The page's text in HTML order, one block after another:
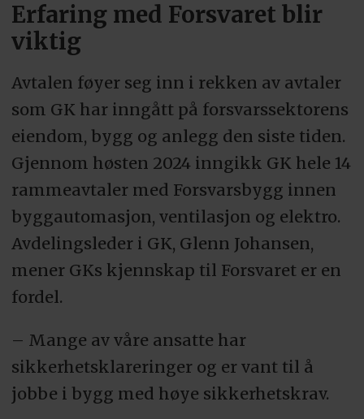
Erfaring med Forsvaret blir
viktig
Avtalen føyer seg inn i rekken av avtaler
som GK har inngått på forsvarssektorens
eiendom, bygg og anlegg den siste tiden.
Gjennom høsten 2024 inngikk GK hele 14
rammeavtaler med Forsvarsbygg innen
byggautomasjon, ventilasjon og elektro.
Avdelingsleder i GK, Glenn Johansen,
mener GKs kjennskap til Forsvaret er en
fordel.
– Mange av våre ansatte har
sikkerhetsklareringer og er vant til å
jobbe i bygg med høye sikkerhetskrav.